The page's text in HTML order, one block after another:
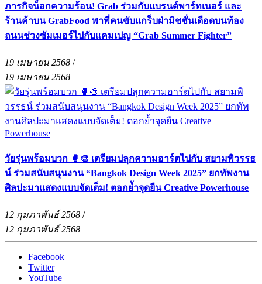
ภารกิจน็อกความร้อน! Grab ร่วมกับแบรนด์พาร์ทเนอร์ และ
ร้านค้าบน GrabFood พาพี่คนขับแกร็บฝ่ามิชชั่นเดือดบนท้อง
ถนนช่วงซัมเมอร์ไปกับแคมเปญ “Grab Summer Fighter”
19 เมษายน 2568 /
19 เมษายน 2568
วัยรุ่นพร้อมบวก 🥊🎨 เตรียมปลุกความอาร์ตไปกับ สยามพิวรรธ
น์ ร่วมสนับสนุนงาน “Bangkok Design Week 2025” ยกทัพงาน
ศิลปะมาแสดงแบบจัดเต็ม! ตอกย้ำจุดยืน Creative Powerhouse
12 กุมภาพันธ์ 2568 /
12 กุมภาพันธ์ 2568
Facebook
Twitter
YouTube